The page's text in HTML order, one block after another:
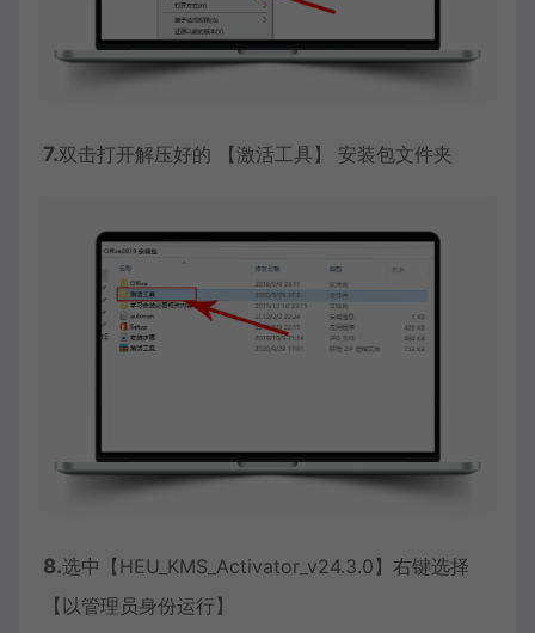
7.双击打开解压好的 【激活工具】 安装包文件夹
8.选中【HEU_KMS_Activator_v24.3.0】右键选择
【以管理员身份运行】